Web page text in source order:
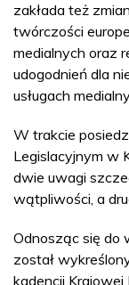
zakłada też
twórczości
medialnych oraz
udogodnień dla
usługach
W trakcie
Legislacyjnym w
dwie uwagi
wątpliwości, a
Odnosząc się do
został
kadencji Krajowej